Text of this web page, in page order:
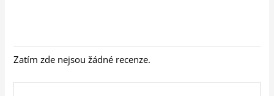
Zatím zde nejsou žádné recenze.